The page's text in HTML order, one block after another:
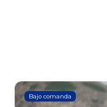
Bajo comanda